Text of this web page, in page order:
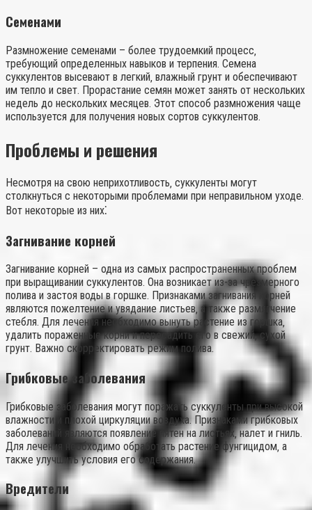
Семенами
Размножение семенами – более трудоемкий процесс‚
требующий определенных навыков и терпения. Семена
суккулентов высевают в легкий‚ влажный грунт и обеспечивают
им тепло и свет. Прорастание семян может занять от нескольких
недель до нескольких месяцев. Этот способ размножения чаще
используется для получения новых сортов суккулентов.
Проблемы и решения
Несмотря на свою неприхотливость‚ суккуленты могут
столкнуться с некоторыми проблемами при неправильном уходе.
Вот некоторые из них⁚
Загнивание корней
Загнивание корней – одна из самых распространенных проблем
при выращивании суккулентов. Она возникает из-за чрезмерного
полива и застоя воды в горшке. Признаками загнивания корней
являются пожелтение и увядание листьев‚ а также размягчение
стебля. Для лечения необходимо вынуть растение из горшка‚
удалить пораженные корни и пересадить его в свежий‚ сухой
грунт. Важно скорректировать режим полива.
Грибковые заболевания
Грибковые заболевания могут поражать суккуленты при высокой
влажности и плохой циркуляции воздуха. Признаками грибковых
заболеваний являются появление пятен на листьях‚ налет и гниль.
Для лечения необходимо обработать растение фунгицидом‚ а
также улучшить условия его содержания.
Вредители